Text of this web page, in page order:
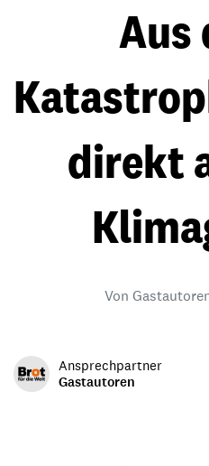
Aus
direkt
Von
Ansprechpartner
Gastautoren